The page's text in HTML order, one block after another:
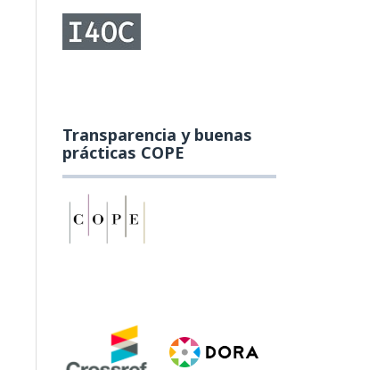
Transparencia y buenas
prácticas COPE